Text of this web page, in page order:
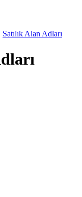
Satılık Alan Adları